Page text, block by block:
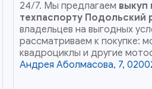
24/7. Мы предлагаем выкуп
техпаспорту Подольский
владельцев на выгодных
рассматриваем к покупке:
квадроциклы и другие
Андрея Аболмасова, 7,